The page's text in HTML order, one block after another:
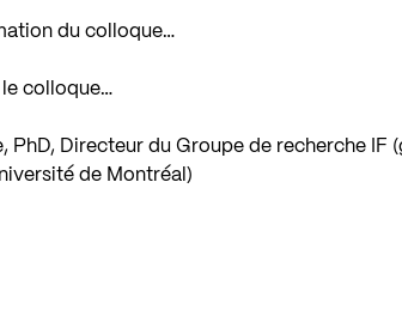
du colloque…
le colloque…
PhD, Directeur du Groupe de recherche IF
de Montréal)